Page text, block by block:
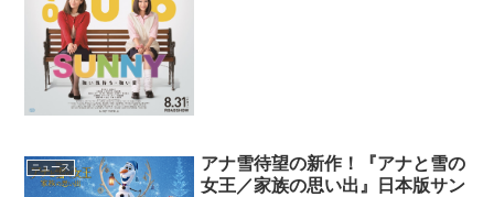
ニュース
アナ雪待望の新作！『アナと雪の
女王／家族の思い出』日本版サン